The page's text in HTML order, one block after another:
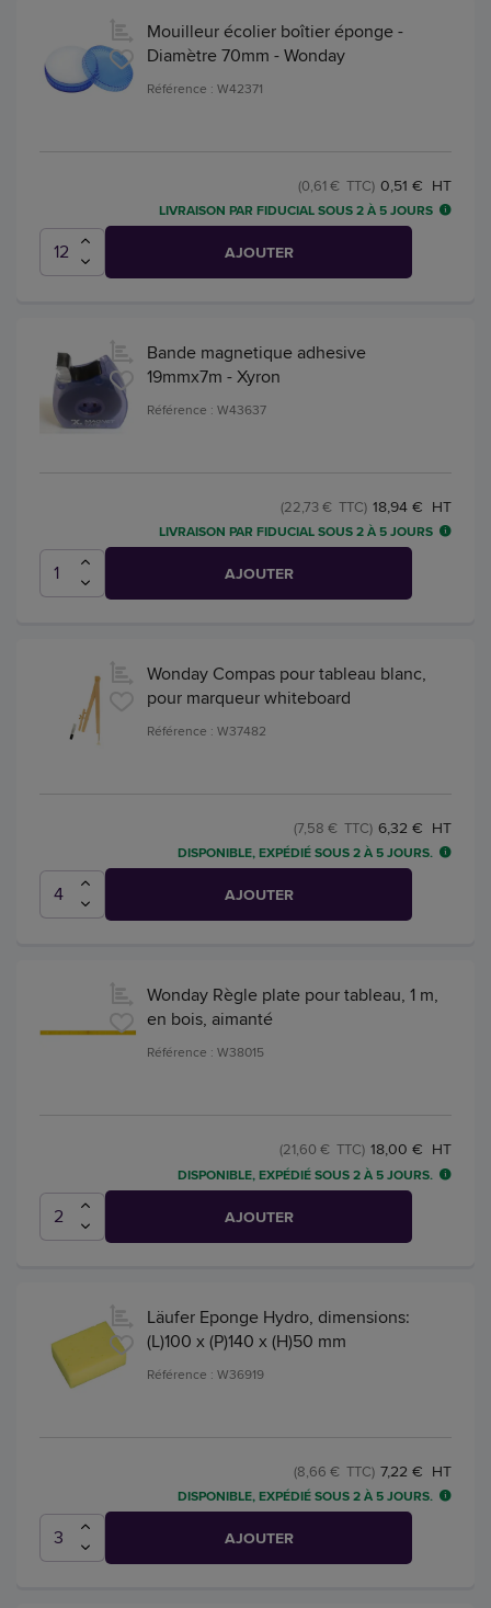
Mouilleur écolier boîtier éponge -
Diamètre 70mm - Wonday
Référence : W42371
0,51 € HT
(0,61 € TTC)
LIVRAISON PAR FIDUCIAL SOUS 2 À 5 JOURS
AJOUTER
Bande magnetique adhesive
19mmx7m - Xyron
Référence : W43637
18,94 € HT
(22,73 € TTC)
LIVRAISON PAR FIDUCIAL SOUS 2 À 5 JOURS
AJOUTER
Wonday Compas pour tableau blanc,
pour marqueur whiteboard
Référence : W37482
6,32 € HT
(7,58 € TTC)
DISPONIBLE, EXPÉDIÉ SOUS 2 À 5 JOURS.
AJOUTER
Wonday Règle plate pour tableau, 1 m,
en bois, aimanté
Référence : W38015
18,00 € HT
(21,60 € TTC)
DISPONIBLE, EXPÉDIÉ SOUS 2 À 5 JOURS.
AJOUTER
Läufer Eponge Hydro, dimensions:
(L)100 x (P)140 x (H)50 mm
Référence : W36919
7,22 € HT
(8,66 € TTC)
DISPONIBLE, EXPÉDIÉ SOUS 2 À 5 JOURS.
AJOUTER